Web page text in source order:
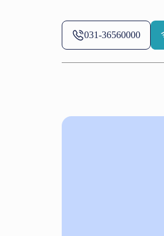
031-36560000